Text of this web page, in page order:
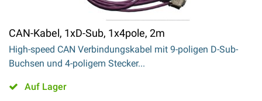
CAN-Kabel, 1xD-Sub, 1x4pole, 2m
High-speed CAN Verbindungskabel mit 9-poligen D-Sub-
Buchsen und 4-poligem Stecker...
Auf Lager